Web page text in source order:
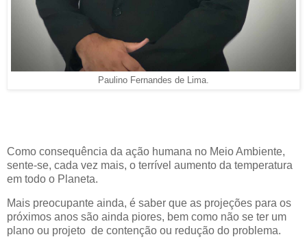
Paulino Fernandes de Lima.
Como consequência da ação humana no Meio Ambiente,
sente-se, cada vez mais, o terrível aumento da temperatura
em todo o Planeta.
Mais preocupante ainda, é saber que as projeções para os
próximos anos são ainda piores, bem como não se ter um
plano ou projeto de contenção ou redução do problema.